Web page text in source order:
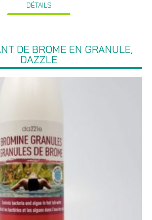
DÉTAILS
DE BROME EN GRANULE,
DAZZLE